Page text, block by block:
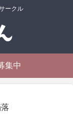
ークル
集中